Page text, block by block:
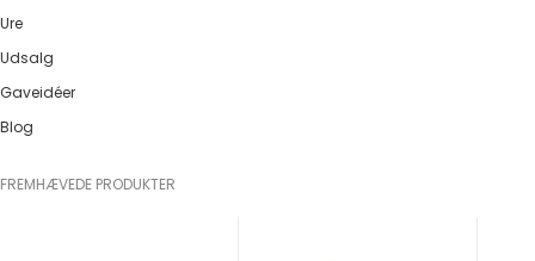
Ure
Udsalg
Gaveidéer
Blog
FREMHÆVEDE PRODUKTER